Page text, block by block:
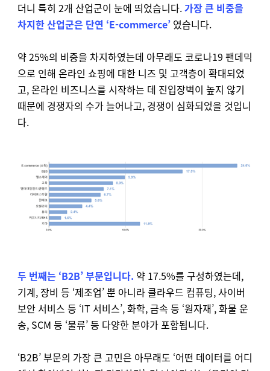
더니 특히 2개 산업군이 눈에 띄었습니다.가장 큰 비중을
차지한 산업군은 단연 ‘E-commerce’ 였습니다.
약 25%의 비중을 차지하였는데 아무래도 코로나19 팬데믹
으로 인해 온라인 쇼핑에 대한 니즈 및 고객층이 확대되었
고, 온라인 비즈니스를 시작하는 데 진입장벽이 높지 않기
때문에 경쟁자의 수가 늘어나고, 경쟁이 심화되었을 것입니
다.
두 번째는 ‘B2B’ 부문입니다. 약 17.5%를 구성하였는데,
기계, 장비 등 ‘제조업’ 뿐 아니라 클라우드 컴퓨팅, 사이버
보안 서비스 등 ‘IT 서비스’, 화학, 금속 등 ‘원자재’, 화물 운
송, SCM 등 ‘물류’ 등 다양한 분야가 포함됩니다.
‘B2B’ 부문의 가장 큰 고민은 아무래도 ‘어떤 데이터를 어디